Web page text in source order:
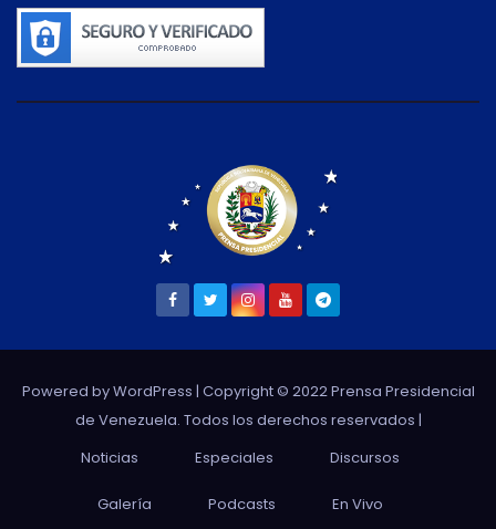
Powered by WordPress | Copyright © 2022 Prensa Presidencial
de Venezuela. Todos los derechos reservados |
Noticias
Especiales Discursos
Galería Podcasts En Vivo